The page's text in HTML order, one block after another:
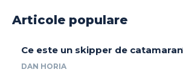
Articole populare
Ce este un skipper de
DAN HORIA